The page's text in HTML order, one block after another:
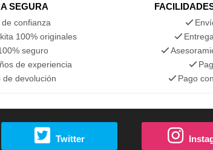
SEGURA
confianza
100% originales
seguro
de experiencia
de devolución
Pago
Twitter